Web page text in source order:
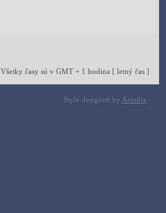
Všetky časy sú v GMT + 1 hodina [ letný čas ]
Style designed by Artodia